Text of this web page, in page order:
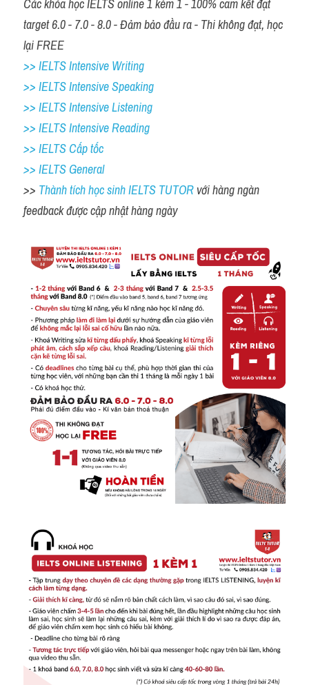
Các khóa học IELTS online 1 kèm 1 - 100% cam kết đạt
target 6.0 - 7.0 - 8.0 - Đảm bảo đầu ra - Thi không đạt, học
lại FREE
>> IELTS Intensive Writing
>> IELTS Intensive Speaking
>> IELTS Intensive Listening
>> IELTS Intensive Reading
>> IELTS Cấp tốc
>> IELTS General
>> Thành tích học sinh IELTS TUTOR với hàng ngàn
feedback được cập nhật hàng ngày